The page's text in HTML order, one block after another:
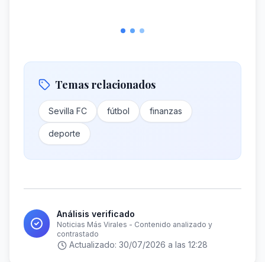
Temas relacionados
Sevilla FC fútbol finanzas
deporte
Análisis verificado
Noticias Más Virales - Contenido analizado y
contrastado
Actualizado: 30/07/2026 a las 12:28